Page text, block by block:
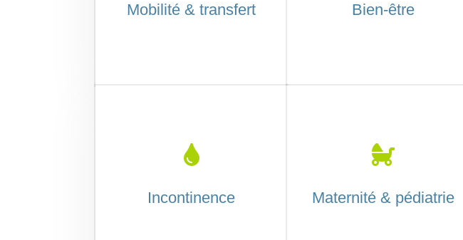
Mobilité & transfert Bien-être

Incontinence

Maternité & pédiatrie